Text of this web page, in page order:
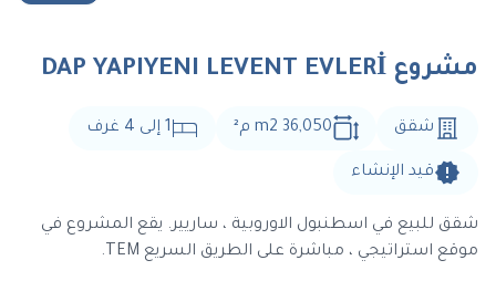
مشروع DAP YAPIYENI LEVENT EVLERİ
شقق 36,050 m2 م²
1 إلى غرف
قيد الإنشاء
شقق للبيع في اسطنبول الاوروبية ، ساريير. يقع المشروع في
موقع استراتيجي ، مباشرة على الطريق السريع TEM.